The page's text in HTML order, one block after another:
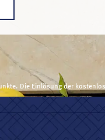
Die Einlösung der